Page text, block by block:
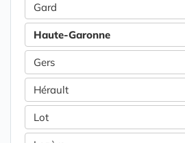
Gard
Haute-Garonne
Gers
Hérault
Lot